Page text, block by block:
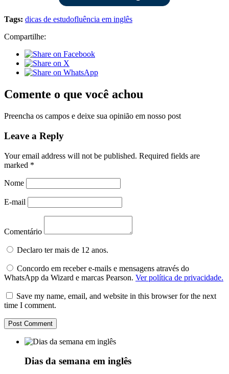
Tags: dicas de estudofluência em inglês
Compartilhe:
Comente o que você achou
Preencha os campos e deixe sua opinião em nosso post
Leave a Reply
Your email address will not be published. Required fields are
marked *
Nome
E-mail
Comentário
Declaro ter mais de 12 anos.
Concordo em receber e-mails e mensagens através do
WhatsApp da Wizard e marcas Pearson. Ver política de privacidade.
Save my name, email, and website in this browser for the next
time I comment.
Dias da semana em inglês